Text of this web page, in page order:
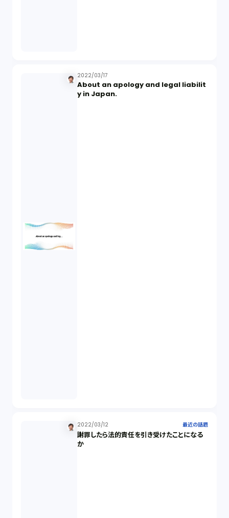
2022/03/17
About an apology and legal liabilit
y in Japan.
2022/03/12 最近の話題
謝罪したら法的責任を引き受けたことになる
か